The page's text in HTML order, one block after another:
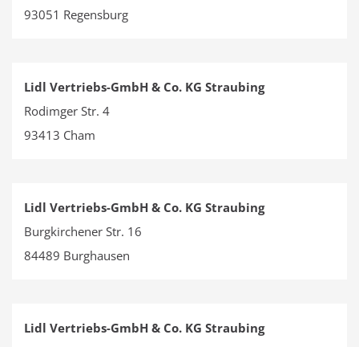
93051 Regensburg
Lidl Vertriebs-GmbH & Co. KG Straubing
Rodimger Str. 4
93413 Cham
Lidl Vertriebs-GmbH & Co. KG Straubing
Burgkirchener Str. 16
84489 Burghausen
Lidl Vertriebs-GmbH & Co. KG Straubing